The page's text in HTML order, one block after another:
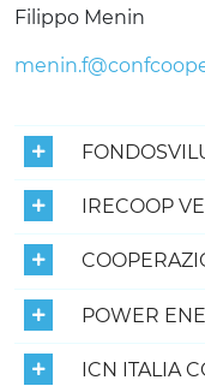
Filippo Menin
Elenco degli
IRECOOP
POWER
ICN ITALIA